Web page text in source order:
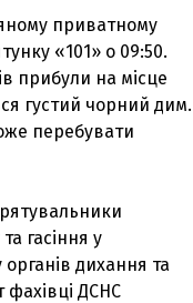
приватному
«101» о 09:50.
прибули на місце
густий чорний дим.
перебувати
гасіння у
дихання та
фахівці ДСНС